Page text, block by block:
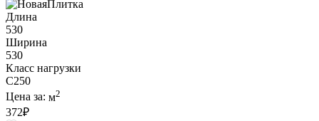
Длина
530
Ширина
530
Класс нагрузки
C250
Цена за: м2
372₽